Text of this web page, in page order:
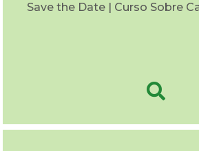
Save the Date | Curso Sobre